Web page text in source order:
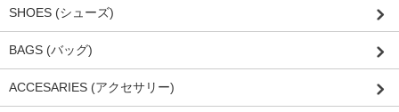
SHOES (シューズ)
BAGS (バッグ)
ACCESARIES (アクセサリー)